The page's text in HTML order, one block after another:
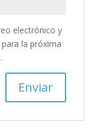
electrónico y
la próxima